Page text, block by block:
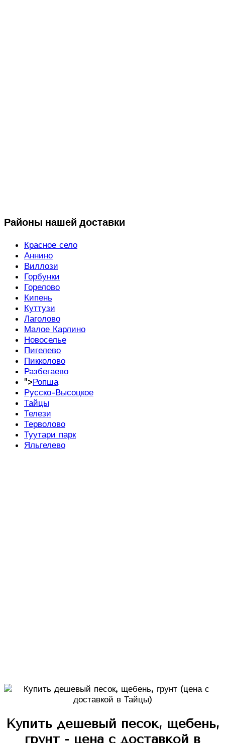
Районы нашей доставки
Красное село
Аннино
Виллози
Горбунки
Горелово
Кипень
Куттузи
Лаголово
Малое Карлино
Новоселье
Пигелево
Пикколово
Разбегаево
">Ропша
Русско-Высоцкое
Тайцы
Телези
Терволово
Туутари парк
Яльгелево
Купить дешевый песок, щебень,
грунт - цена с доставкой в